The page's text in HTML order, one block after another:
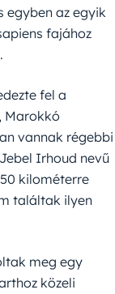
egyben az egyik
fajához
.
fel a
Marokkó
vannak régebbi
Irhoud nevű
kilométerre
találtak ilyen
meg egy
közeli